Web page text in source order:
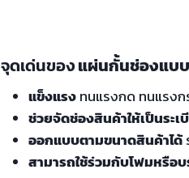
จุดเด่นของแผ่นกั้นช่องแบ
แข็งแรงทนแรงกด ทนแรงก
ช่วยจัดช่องสินค้าให้เป็นระเ
ออกแบบตามขนาดสินค้าได้
สามารถใช้ร่วมกับโฟมหรือ